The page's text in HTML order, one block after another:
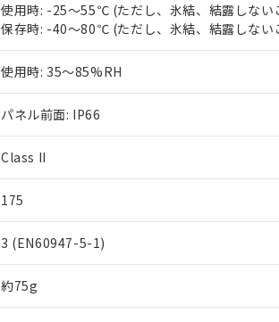
使用時: -25～55℃ (ただし、氷結、結露しない
保存時: -40～80℃ (ただし、氷結、結露しない
使用時: 35～85%RH
パネル前面: IP66
Class II
175
3 (EN60947-5-1)
約75g